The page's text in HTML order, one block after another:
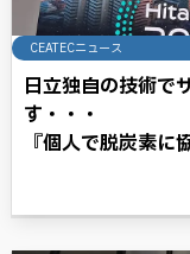
CEATECニュース
日立独自の技術で
す・・・
『個人で脱炭素